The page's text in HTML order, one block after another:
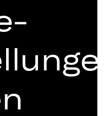
DIGITALEN